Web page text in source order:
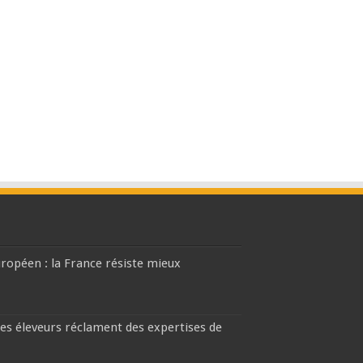
: la France résiste mieux
éleveurs réclament des expertises de